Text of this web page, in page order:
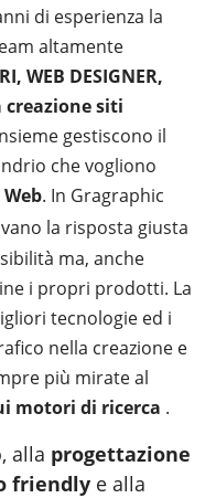
di esperienza la
altamente
WEB DESIGNER,
creazione siti
gestiscono il
che vogliono
. In Gragraphic
la risposta giusta
ma, anche
i propri prodotti. La
tecnologie ed i
nella creazione e
più mirate al
motori di ricerca .
alla progettazione
friendly e alla